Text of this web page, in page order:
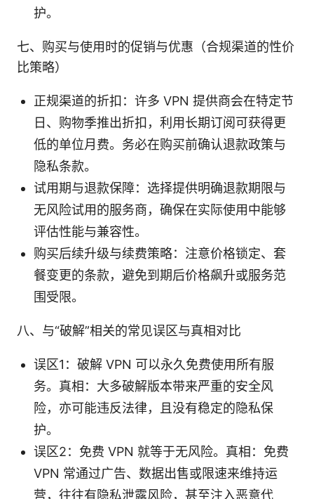
护。
七、购买与使用时的促销与优惠（合规渠道的性价
比策略）
正规渠道的折扣：许多 VPN 提供商会在特定节
日、购物季推出折扣，利用长期订阅可获得更
低的单位月费。务必在购买前确认退款政策与
隐私条款。
试用期与退款保障：选择提供明确退款期限与
无风险试用的服务商，确保在实际使用中能够
评估性能与兼容性。
购买后续升级与续费策略：注意价格锁定、套
餐变更的条款，避免到期后价格飙升或服务范
围受限。
八、与“破解”相关的常见误区与真相对比
误区1：破解 VPN 可以永久免费使用所有服
务。真相：大多破解版本带来严重的安全风
险，亦可能违反法律，且没有稳定的隐私保
护。
误区2：免费 VPN 就等于无风险。真相：免费
VPN 常通过广告、数据出售或限速来维持运
营，往往有隐私泄露风险，甚至注入恶意代